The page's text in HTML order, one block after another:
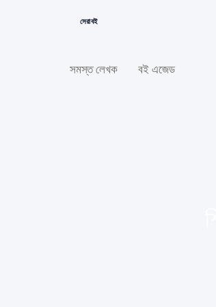
সেরা বই
সমস্ত লেখক বই এজেড